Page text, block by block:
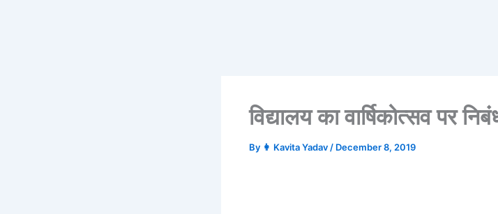
विद्यालय का वार्षिकोत्सव पर
By 👩 Kavita Yadav / December 8, 2019